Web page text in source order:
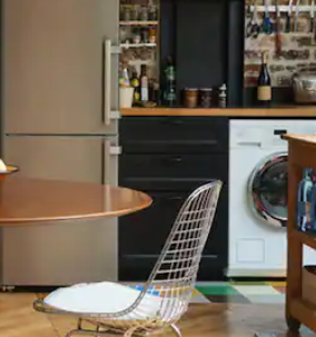
ზემოთ/ქვემოთ მიმართული